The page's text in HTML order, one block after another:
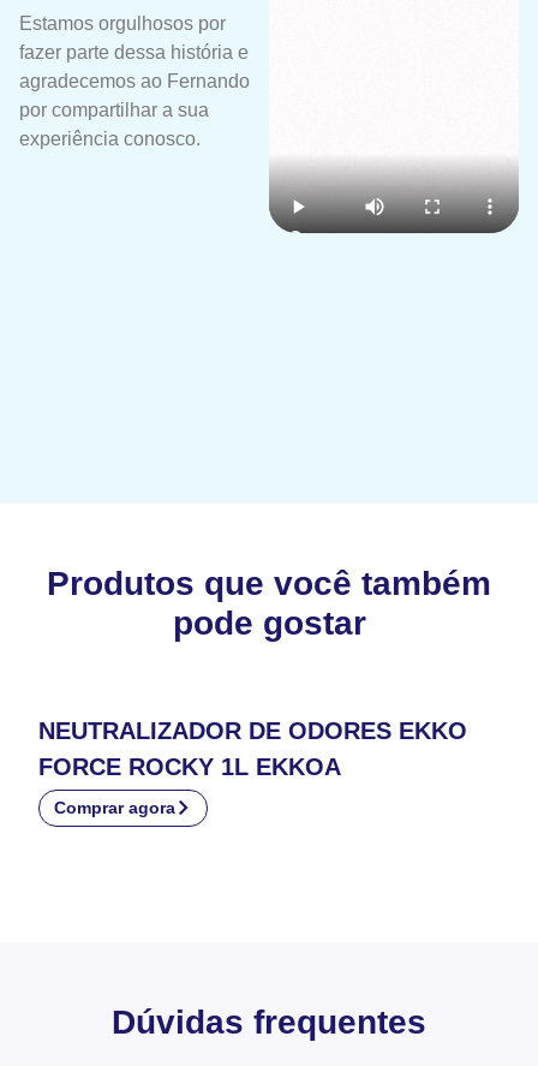
Estamos orgulhosos por
fazer parte dessa história e
agradecemos ao Fernando
por compartilhar a sua
experiência conosco.
Produtos que você também
pode gostar
NEUTRALIZADOR DE ODORES EKKO
FORCE ROCKY 1L EKKOA
Comprar agora
Dúvidas frequentes